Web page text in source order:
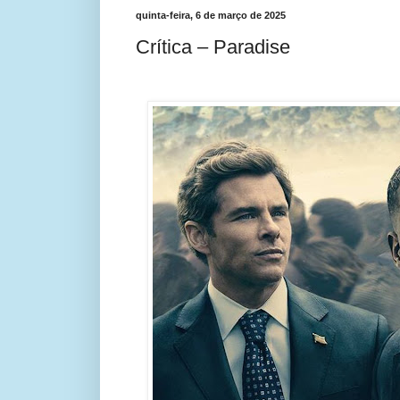
quinta-feira, 6 de março de 2025
Crítica – Paradise